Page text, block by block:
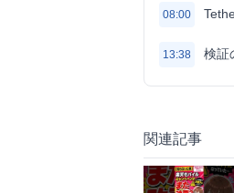
08:00
13:38 検証
関連記事